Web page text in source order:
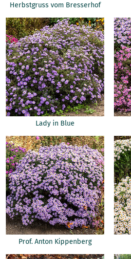
Herbstgruss vom Bresserhof
Lady in Blue
Prof. Anton Kippenberg